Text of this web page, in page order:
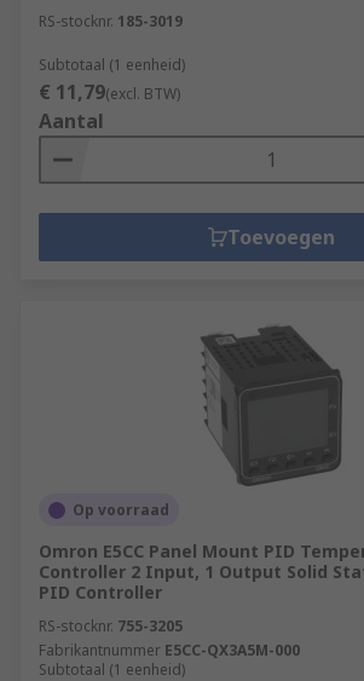
RS-stocknr. 185-3019
Subtotaal (1 eenheid)
€ 11,79(excl. BTW)
Aantal
Toevoegen
Op voorraad
Omron E5CC Panel Mount PID
Controller 2 Input, 1 Output Solid
PID Controller
RS-stocknr. 755-3205
Fabrikantnummer E5CC-QX3A5M-000
Subtotaal (1 eenheid)